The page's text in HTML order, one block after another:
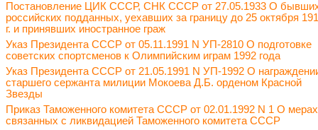
Постановление ЦИК СССР, СНК СССР от 27.05.1933 О
российских подданных, уехавших за границу до 25 октября
г. и принявших иностранное граж
Указ Президента СССР от 05.11.1991 N УП-2810 О подготовке
советских спортсменов к Олимпийским играм 1992 года
Указ Президента СССР от 21.05.1991 N УП-1992 О
старшего сержанта милиции Мокоева Д.Б. орденом Красной
Звезды
Приказ Таможенного комитета СССР от 02.01.1992 N 1 О
связанных с ликвидацией Таможенного комитета СССР